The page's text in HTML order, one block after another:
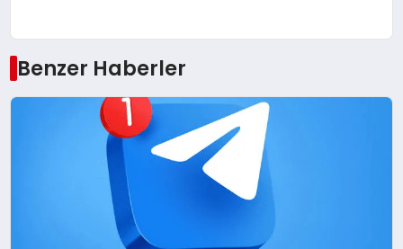
Benzer Haberler